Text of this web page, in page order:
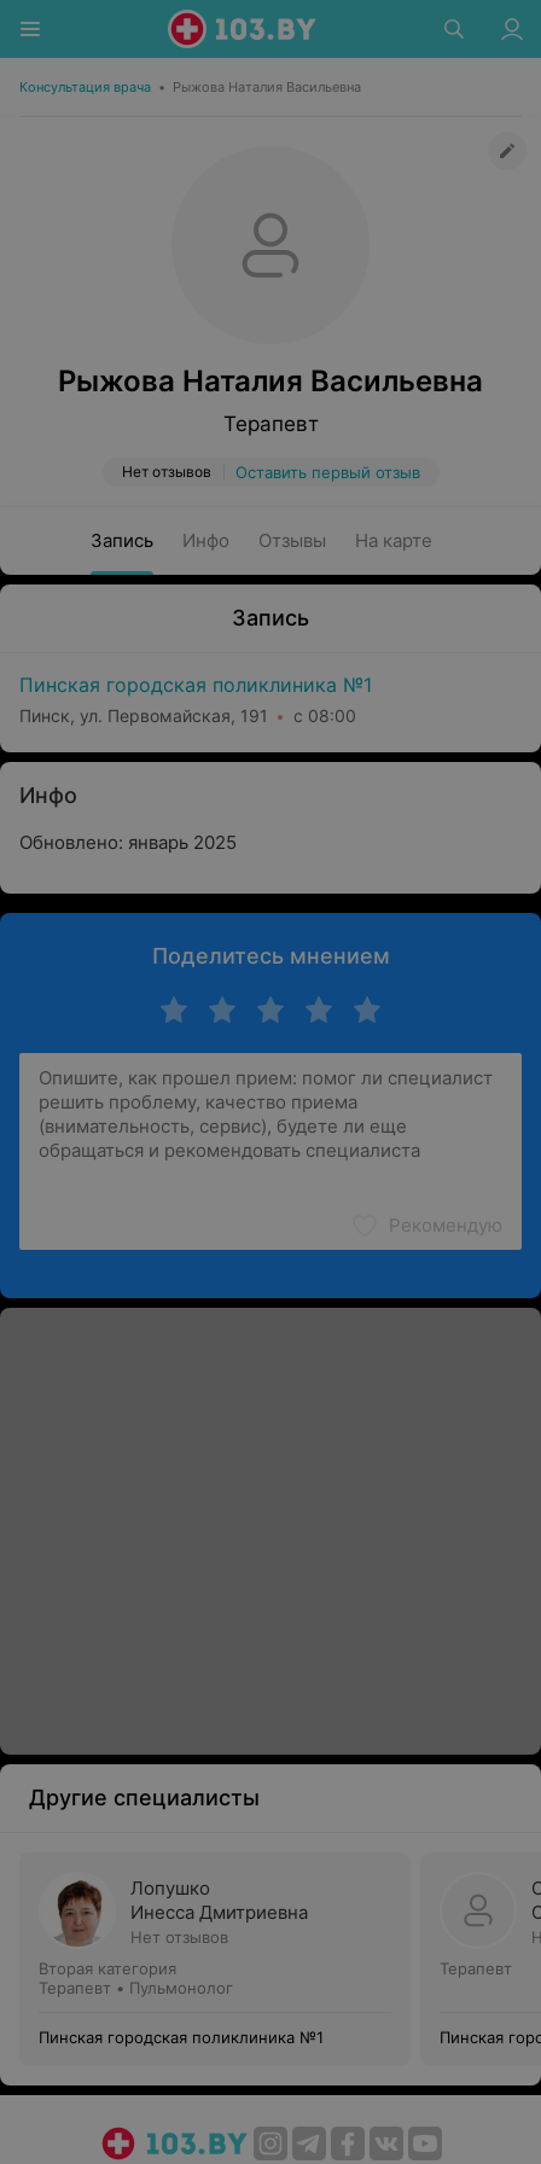
Консультация врача • Рыжова Наталия Васильевна
Рыжова Наталия Васильевна
Терапевт
Нет отзывов Оставить первый отзыв
Запись Инфо Отзывы На карте
Запись
Пинская городская поликлиника №1
Пинск, ул. Первомайская, 191 с 08:00
Инфо
Обновлено: январь 2025
Поделитесь мнением
Рекомендую
Другие специалисты
Лопушко
Инесса Дмитриевна
Нет отзывов
Вторая категория
Терапевт • Пульмонолог
Пинская городская поликлиника №1
Терапевт
Пинская